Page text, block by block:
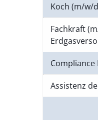
Koch (m/w/
Fachkraft
Assistenz